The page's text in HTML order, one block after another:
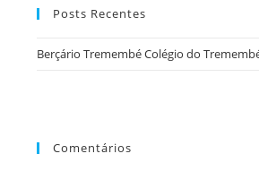
Posts Recentes
Berçário Tremembé Colégio do
Comentários